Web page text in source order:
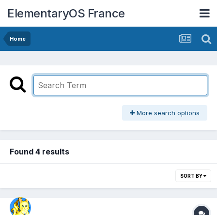
ElementaryOS France
Home
More search options
Found 4 results
SORT BY